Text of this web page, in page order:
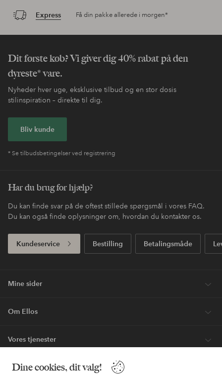
Dine cookies, dit valg!
Express Få din pakke allerede i morgen*
Dit første køb? Vi giver dig 40% rabat på den
dyreste* vare.
Nyheder hver uge, eksklusive tilbud og en stor dosis
stilinspiration – direkte til dig.
Bliv kunde
* Se tilbudsbetingelser ved registrering
Har du brug for hjælp?
Du kan finde svar på de oftest stillede spørgsmål i vores FAQ.
Du kan også finde oplysninger om, hvordan du kontakter os.
Kundeservice Bestilling Betalingsmåde
Mine sider
Om Ellos
Vores tjenester
Vilkår